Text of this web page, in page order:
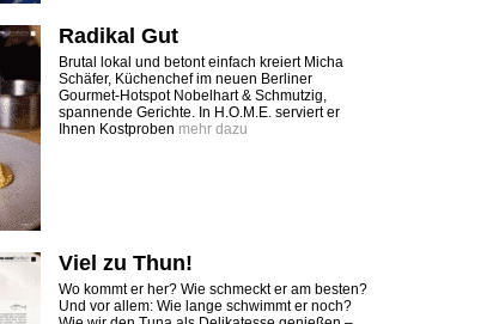
Radikal Gut
Brutal lokal und betont einfach kreiert Micha
Schäfer, Küchenchef im neuen Berliner
Gourmet-Hotspot Nobelhart & Schmutzig,
spannende Gerichte. In H.O.M.E. serviert er
Ihnen Kostproben mehr dazu
Viel zu Thun!
Wo kommt er her? Wie schmeckt er am besten?
Und vor allem: Wie lange schwimmt er noch?